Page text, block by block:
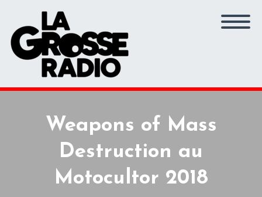
Weapons of Mass
Destruction au
Motocultor 2018